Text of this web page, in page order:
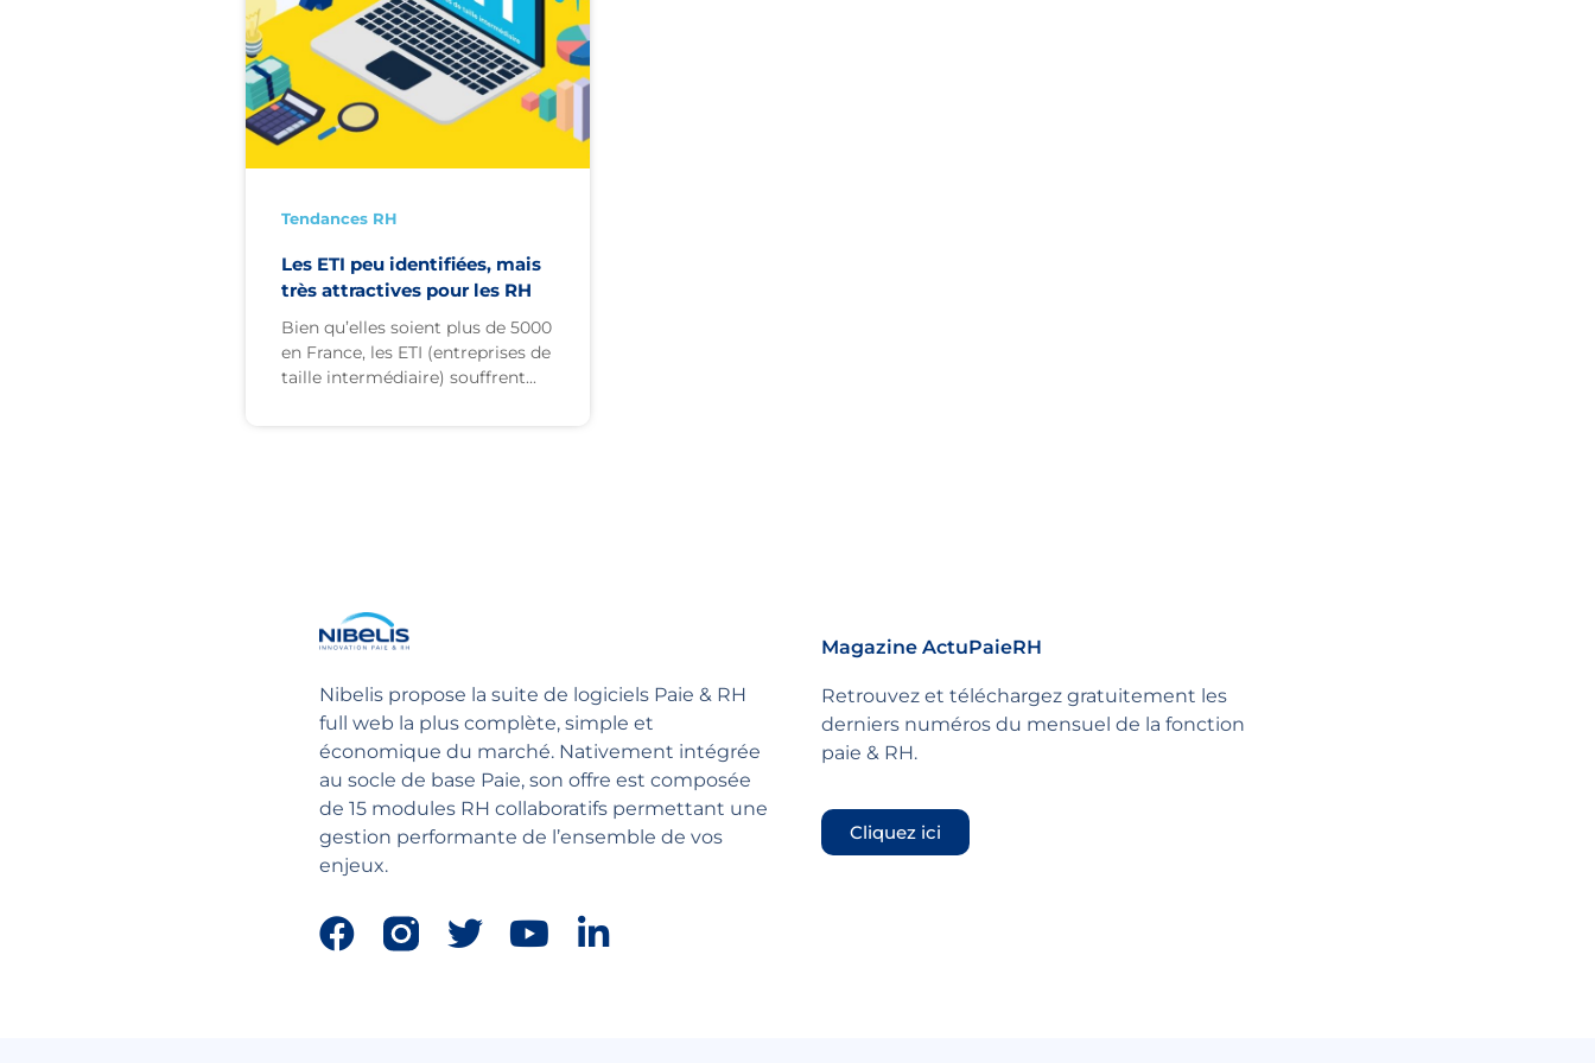
Tendances RH
Les ETI peu identifiées, mais
très attractives pour les RH
Bien qu’elles soient plus de 5000
en France, les ETI (entreprises de
taille intermédiaire) souffrent...
Nibelis propose la suite de logiciels Paie & RH
full web la plus complète, simple et
économique du marché. Nativement intégrée
au socle de base Paie, son offre est composée
de 15 modules RH collaboratifs permettant une
gestion performante de l’ensemble de vos
enjeux.
Magazine ActuPaieRH
Retrouvez et téléchargez gratuitement les
derniers numéros du mensuel de la fonction
paie & RH.
Cliquez ici